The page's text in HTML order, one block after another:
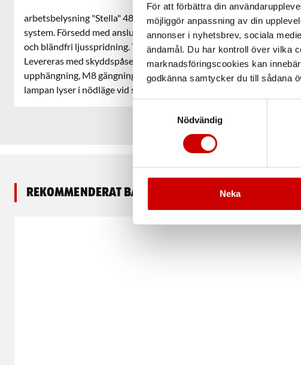
För att förbättra din
möjliggör anpassning av din
annonser i nyhetsbrev, sociala
ändamål. Du har kontroll över vilka
marknadsföringscookies kan
godkänna samtycker du till sådana
Nödvändig
Neka
arbetsbelysning "Stella" 48V nödbelysning. Energieffektiv
system. Försedd med anslutningskabel 2MH07RN-F 2X1,5.
och bländfri ljusspridning. Tillverkad av slagtålig polykarbonat och
Levereras med skyddspåse. Lättåtkomlig finsäkring för service av
upphängning, M8 gängning för montering på stativ. Med
lampan lyser i nödläge vid strömavbrott.
Rekommenderat baserat på vald produkt